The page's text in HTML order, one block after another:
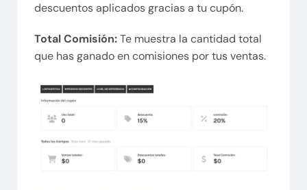
descuentos aplicados gracias a tu cupón.
Total Comisión:Te muestra la cantidad total
que has ganado en comisiones por tus ventas.